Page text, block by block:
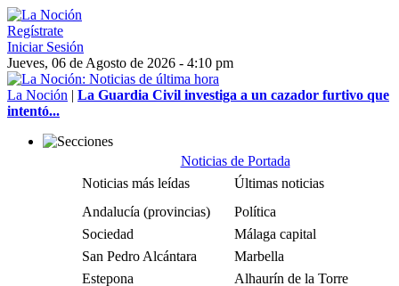
Regístrate
Iniciar Sesión
Jueves, 06 de Agosto de 2026 - 4:10 pm
La Noción | La Guardia Civil investiga a un cazador furtivo que
intentó...
Noticias de Portada
Noticias más leídas
Últimas noticias
Andalucía (provincias)
Política
Sociedad
Málaga capital
San Pedro Alcántara
Marbella
Estepona
Alhaurín de la Torre